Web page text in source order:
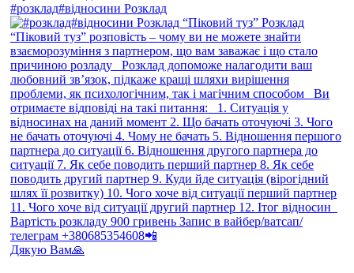
#розклад#відносини Розклад
Дякую Вам🙏